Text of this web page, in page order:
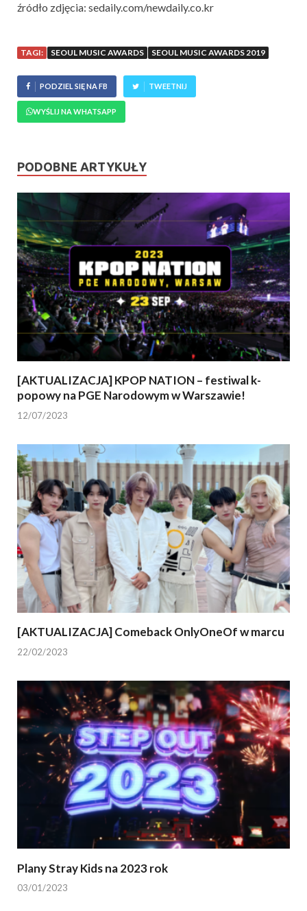
źródło zdjęcia: sedaily.com/newdaily.co.kr
TAGI: SEOUL MUSIC AWARDS SEOUL MUSIC AWARDS 2019
PODZIEL SIĘ NA FB TWEETNIJ
WYŚLIJ NA WHATSAPP
PODOBNE ARTYKUŁY
[AKTUALIZACJA] KPOP NATION – festiwal k-
popowy na PGE Narodowym w Warszawie!
12/07/2023
[AKTUALIZACJA] Comeback OnlyOneOf w marcu
22/02/2023
Plany Stray Kids na 2023 rok
03/01/2023